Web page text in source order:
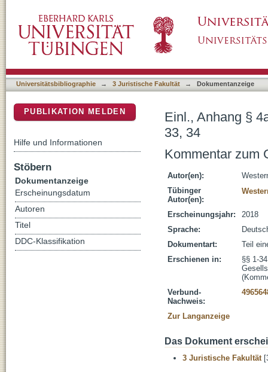
Universitätsbibliographie → 3 Juristische Fakultät → Dokumentanzeige
Einl., Anhang §
33, 34
Kommentar zum
Autor(en):
Tübinger
Autor(en):
Erscheinungsjahr:
2018
Sprache:
Dokumentart:
Teil
Erschienen in:
§§ 1-
Verbund-
Nachweis:
Zur Langanzeige
Das Dokument
3 Juristische Fakultät
PUBLIKATION MELDEN
Hilfe und Informationen
Stöbern
Dokumentanzeige
Erscheinungsdatum
Autoren
Titel
DDC-Klassifikation